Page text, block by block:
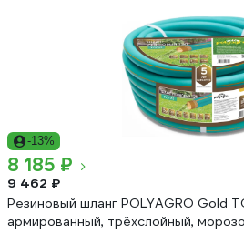
-13%
8 185 ₽
9 462 ₽
Резиновый шланг POLYAGRO Gold
армированный, трёхслойный,